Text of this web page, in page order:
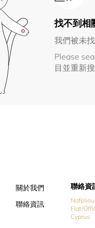
找不到相
我們被未
Please
目並重新搜
關於我們
聯絡資訊
聯絡資
Flat/
Cyprus